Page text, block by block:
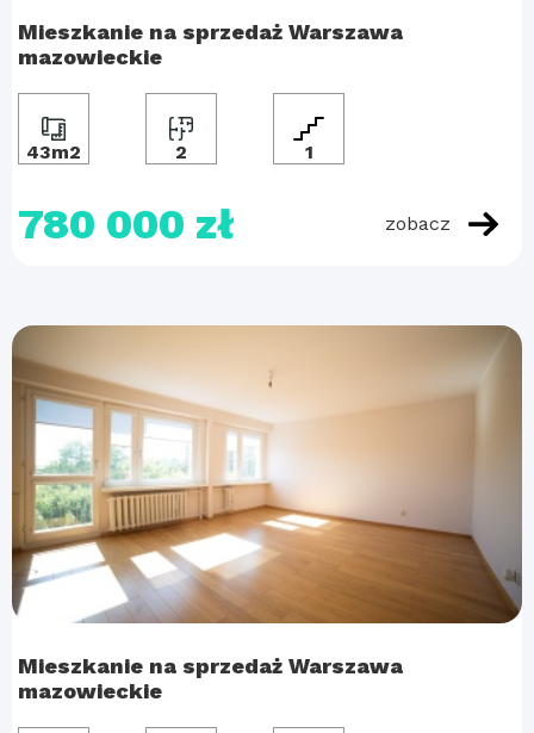
Mieszkanie na sprzedaż Warszawa
mazowieckie
43m2 2 1
780 000 zł zobacz
Mieszkanie na sprzedaż Warszawa
mazowieckie